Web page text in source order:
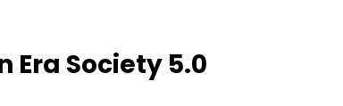
Society 5.0